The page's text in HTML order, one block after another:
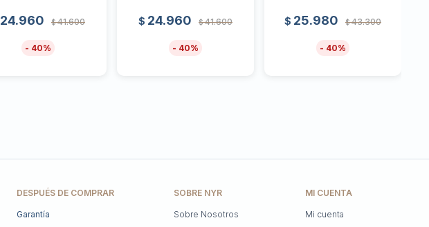
24.960 $ 41.600
40
$ 24.960 $ 41.600
40
$ 25.980 $ 43.300
40
DESPUÉS DE COMPRAR
Garantía
SOBRE NYR
Sobre Nosotros
MI CUENTA
Mi cuenta